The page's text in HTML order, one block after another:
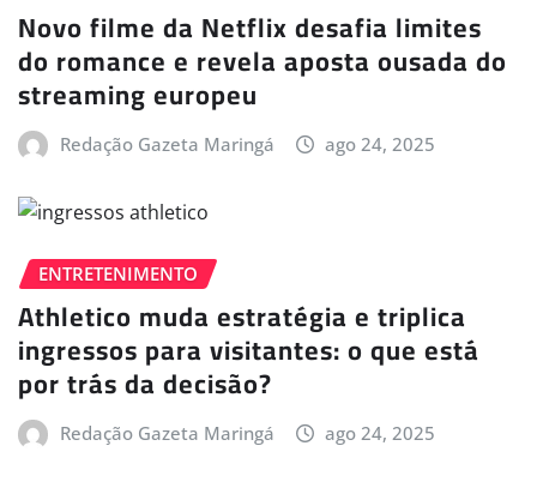
Novo filme da Netflix desafia limites
do romance e revela aposta ousada do
streaming europeu
Redação Gazeta Maringá ago 24, 2025
ENTRETENIMENTO
Athletico muda estratégia e triplica
ingressos para visitantes: o que está
por trás da decisão?
Redação Gazeta Maringá ago 24, 2025